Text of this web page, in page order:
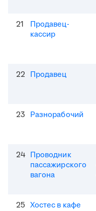
21
Продавец-
кассир
22 Продавец
23 Разнорабочий
24 Проводник
пассажирского
вагона
25 Хостес в кафе